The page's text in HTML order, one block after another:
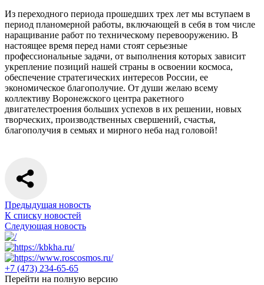
Из переходного периода прошедших трех лет мы вступаем в
период планомерной работы, включающей в себя в том числе
наращивание работ по техническому перевооружению. В
настоящее время перед нами стоят серьезные
профессиональные задачи, от выполнения которых зависит
укрепление позиций нашей страны в освоении космоса,
обеспечение стратегических интересов России, ее
экономическое благополучие. От души желаю всему
коллективу Воронежского центра ракетного
двигателестроения больших успехов в их решении, новых
творческих, производственных свершений, счастья,
благополучия в семьях и мирного неба над головой!
Предыдущая новость
К списку новостей
Следующая новость
+7 (473) 234-65-65
Перейти на полную версию